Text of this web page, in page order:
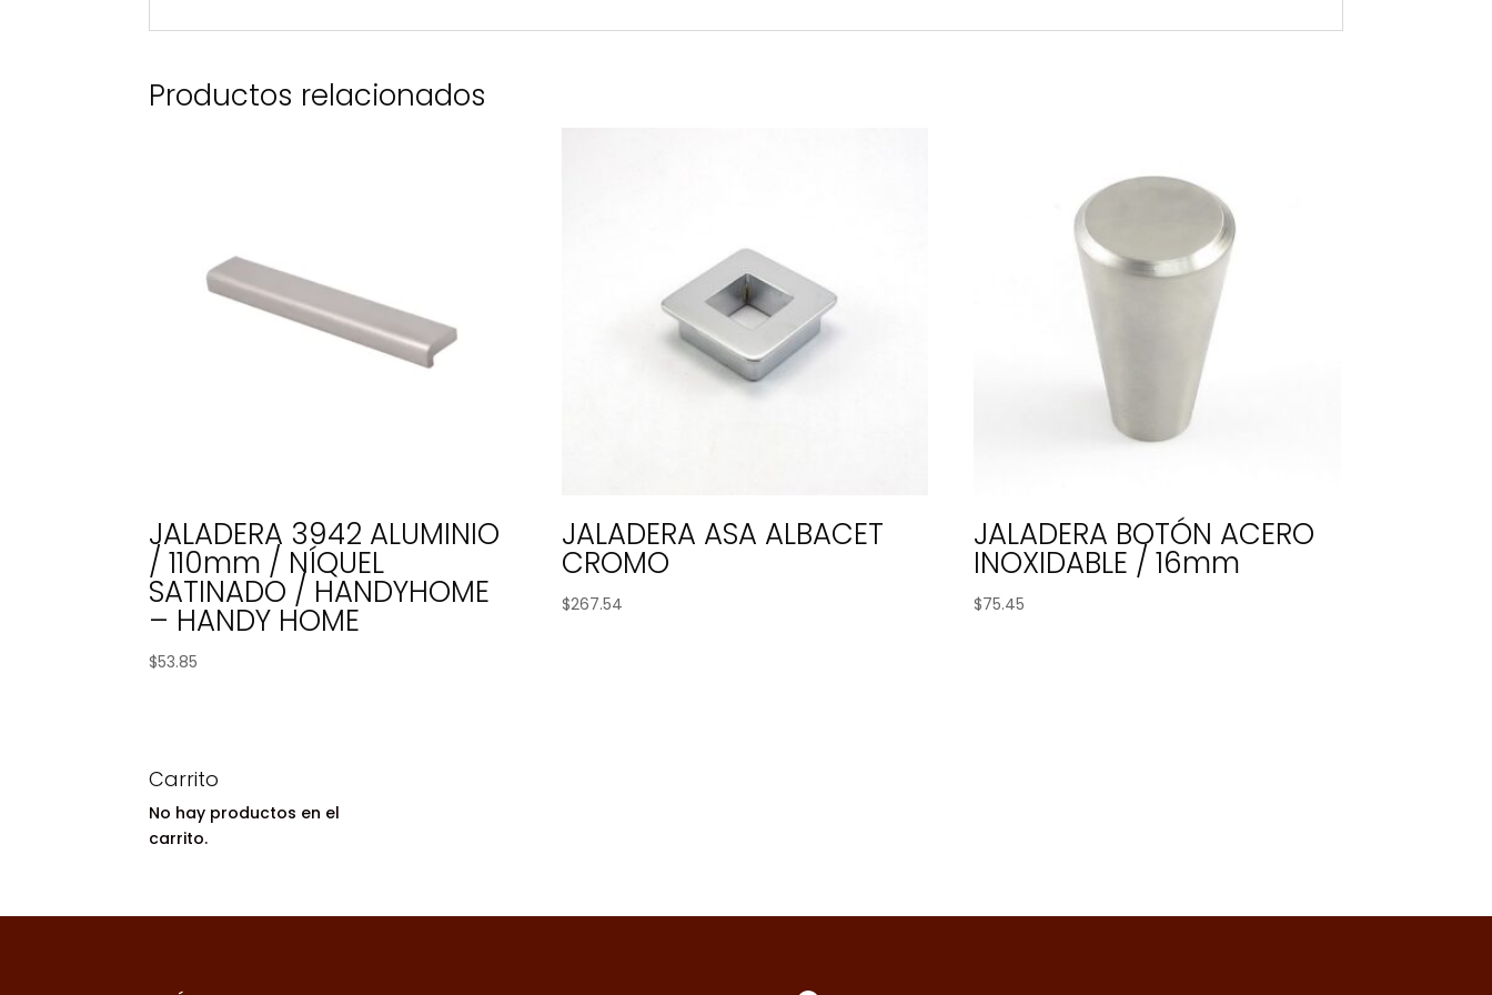
Productos relacionados
JALADERA 3942 ALUMINIO
/ 110mm / NÍQUEL
SATINADO / HANDYHOME
– HANDY HOME
$53.85
JALADERA ASA ALBACET
CROMO
$267.54
JALADERA BOTÓN ACERO
INOXIDABLE / 16mm
$75.45
Carrito
No hay productos en el
carrito.